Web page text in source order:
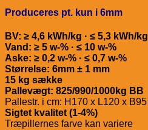
Produceres pt. kun i 6mm
BV: ≥ 4,6 kWh/kg · ≤ 5,3 kWh/kg
Vand: ≥ 5 w-% · ≤ 10 w-%
Aske: ≥ 0,2 w-% · ≤ 0,7 w-%
Størrelse: 6mm ± 1 mm
15 kg sække
Pallevægt: 825/990/1000kg BB
Pallestr. i cm: H170 x L120 x B95
Sigtet kvalitet (1-4%)
Træpillernes farve kan variere